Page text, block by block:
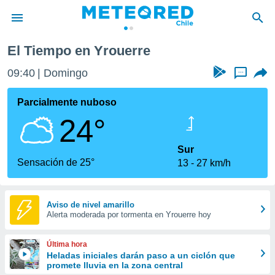
de
por
se
calidad.
a este
las
y
forma
digital
basada
El Tiempo en Yrouerre
09:40 Domingo ...
Parcialmente nuboso
24°
Sensación de 25°
Sur
13
27 km/h
Aviso de nivel amarillo
Alerta moderada por tormenta en Yrouerre hoy
Última hora
Heladas iniciales darán paso a un ciclón que
promete lluvia en la zona central